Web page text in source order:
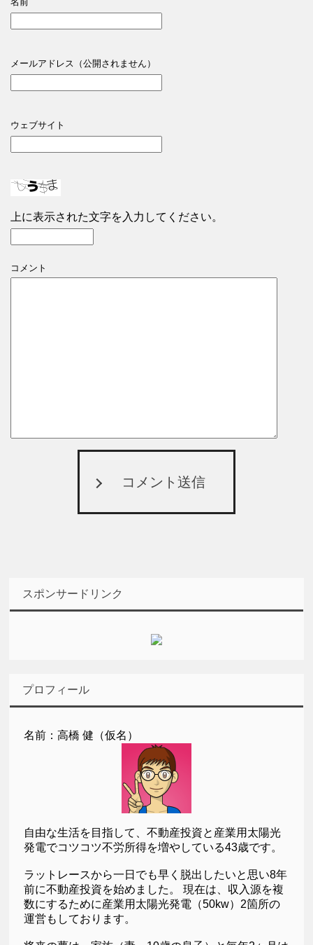
メールアドレス（公開されません）
ウェブサイト
上に表示された文字を入力してください。
コメント
コメント送信
スポンサードリンク
プロフィール
名前：高橋 健（仮名）
自由な生活を目指して、不動産投資と産業用太陽光
発電でコツコツ不労所得を増やしている43歳です。
ラットレースから一日でも早く脱出したいと思い8年
前に不動産投資を始めました。 現在は、収入源を複
数にするために産業用太陽光発電（50kw）2箇所の
運営もしております。